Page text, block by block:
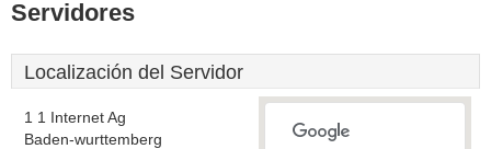
Servidores
Localización del Servidor
1 1 Internet Ag
Baden-wurttemberg